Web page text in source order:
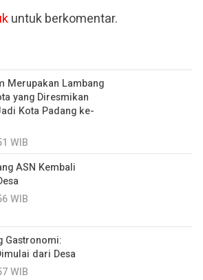
untuk berkomentar.
Merupakan Lambang
yang Diresmikan
Kota Padang ke-
WIB
ASN Kembali
WIB
Gastronomi:
dari Desa
WIB